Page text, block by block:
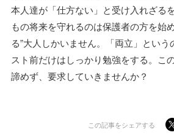
本人達が「仕方ない」と受け入れざる
もの将来を守れるのは保護者の方を始
る”大人しかいません。「両立」とい
スト前だけはしっかり勉強をする。こ
諦めず、要求していきませんか？
この記事をシェアする